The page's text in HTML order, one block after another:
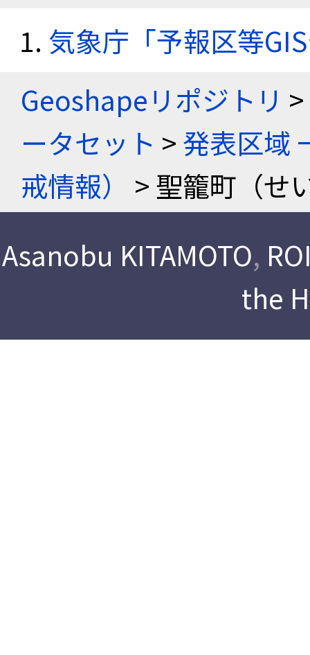
気象庁「予報区等
Geoshapeリポジトリ >
ータセット >発表区域
戒情報）
> 聖籠町（せ
Asanobu KITAMOTO,
the